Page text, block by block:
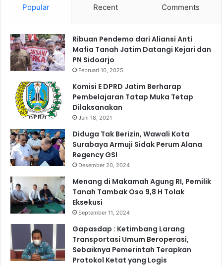
a
s
S
p
a
d
a
e
n
g
e
m
u
d
Popular Recent Comments
Ribuan Pendemo dari Aliansi Anti
Mafia Tanah Jatim Datangi Kejari dan
PN Sidoarjo
Februari 10, 2025
Komisi E DPRD Jatim Berharap
Pembelajaran Tatap Muka Tetap
Dilaksanakan
Juni 18, 2021
Diduga Tak Berizin, Wawali Kota
Surabaya Armuji Sidak Perum Alana
Regency GSI
Desember 20, 2024
Menang di Makamah Agung RI, Pemilik
Tanah Tambak Oso 9,8 H Tolak
Eksekusi
September 11, 2024
Gapasdap : Ketimbang Larang
Transportasi Umum Beroperasi,
Sebaiknya Pemerintah Terapkan
Protokol Ketat yang Logis